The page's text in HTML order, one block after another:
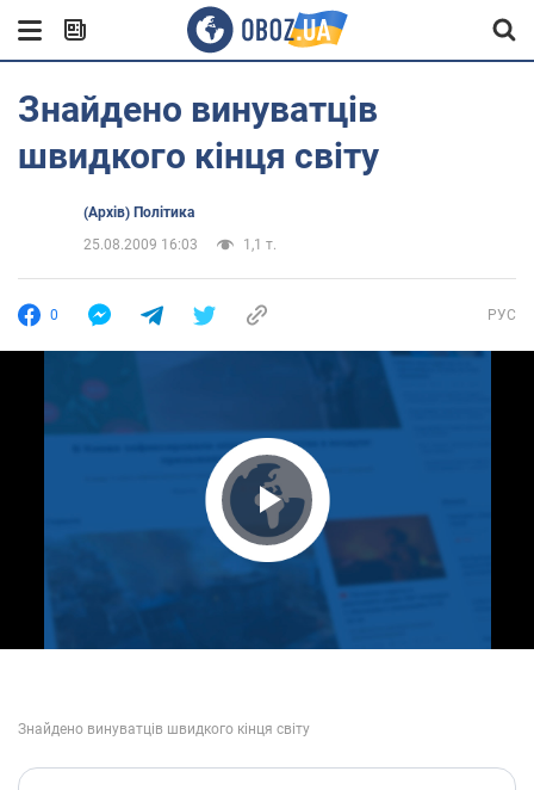
Знайдено винуватців
швидкого кінця світу
(Архів) Політика
25.08.2009 16:03
1,1 т.
0 РУС
Play Video